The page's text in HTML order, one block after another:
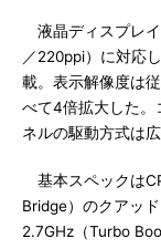
液晶ディスプレ
／220ppi）に対応
載。表示解像度は
べて4倍拡大した。
ネルの駆動方式は
基本スペックは
Bridge）のクアッ
2.7GHz（Turbo